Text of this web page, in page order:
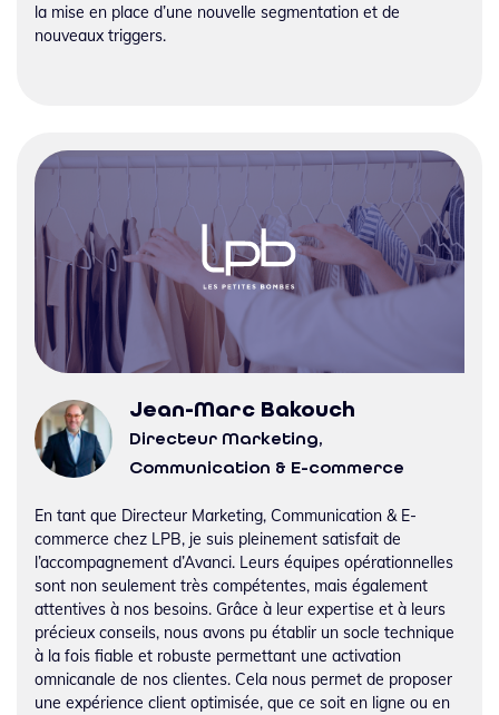
la mise en place d’une nouvelle segmentation et de
nouveaux triggers.
Jean-Marc Bakouch
Directeur Marketing,
Communication & E-commerce
En tant que Directeur Marketing, Communication & E-
commerce chez LPB, je suis pleinement satisfait de
l’accompagnement d’Avanci. Leurs équipes opérationnelles
sont non seulement très compétentes, mais également
attentives à nos besoins. Grâce à leur expertise et à leurs
précieux conseils, nous avons pu établir un socle technique
à la fois fiable et robuste permettant une activation
omnicanale de nos clientes. Cela nous permet de proposer
une expérience client optimisée, que ce soit en ligne ou en